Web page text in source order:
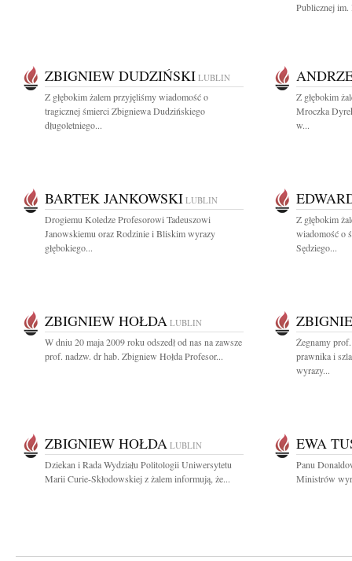
Publicznej im.
ZBIGNIEW DUDZIŃSKI LUBLIN
Z głębokim żalem przyjęliśmy wiadomość o
tragicznej śmierci Zbigniewa Dudzińskiego
długoletniego...
Z głębokim
Mroczka
w...
BARTEK JANKOWSKI LUBLIN
Drogiemu Koledze Profesorowi Tadeuszowi
Janowskiemu oraz Rodzinie i Bliskim wyrazy
głębokiego...
Z głębokim
wiadomość o
Sędziego...
ZBIGNIEW HOŁDA LUBLIN
W dniu 20 maja 2009 roku odszedł od nas na zawsze
prof. nadzw. dr hab. Zbigniew Hołda Profesor...
Żegnamy
prawnika i
wyrazy...
ZBIGNIEW HOŁDA LUBLIN
Dziekan i Rada Wydziału Politologii Uniwersytetu
Marii Curie-Skłodowskiej z żalem informują, że...
EWA
Panu
Ministrów